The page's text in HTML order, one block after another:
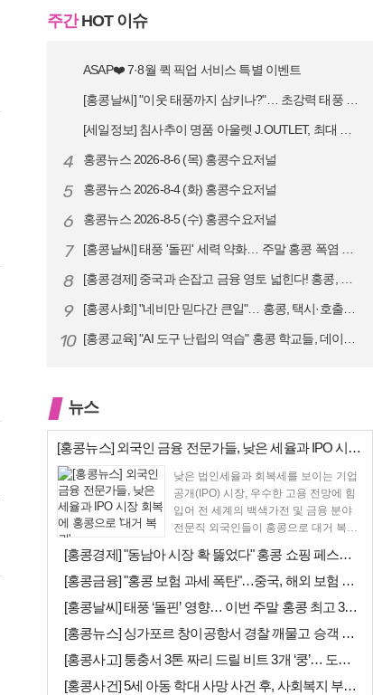
주간HOT 이슈
ASAP❤️ 7·8월 퀵 픽업 서비스 특별 이벤트
[홍콩날씨] "이웃 태풍까지 삼키나?"… 초강력 태풍 '돌핀' 세력 재확…
[세일정보] 침사추이 명품 아울렛 J.OUTLET, 최대 90% 빅 세일…
4 홍콩뉴스 2026-8-6 (목) 홍콩수요저널
5 홍콩뉴스 2026-8-4 (화) 홍콩수요저널
6 홍콩뉴스 2026-8-5 (수) 홍콩수요저널
7 [홍콩날씨] 태풍 '돌핀' 세력 약화… 주말 홍콩 폭염 예고
8 [홍콩경제] 중국과 손잡고 금융 영토 넓힌다! 홍콩, 10대 신규 정책 …
9 [홍콩사회] "네비만 믿다간 큰일"… 홍콩, 택시·호출차 통합 시험 도입…
10 [홍콩교육] "AI 도구 난립의 역습" 홍콩 학교들, 데이터 고립에 교육…
뉴스
[홍콩뉴스] 외국인 금융 전문가들, 낮은 세율과 IPO 시장 회복에 홍콩…
낮은 법인세율과 회복세를 보이는 기업
공개(IPO) 시장, 우수한 고용 전망에 힘
입어 전 세계의 백색가전 및 금융 분야
전문직 외국인들이 홍콩으로 대거 복귀
[홍콩경제] "동남아 시장 확 뚫었다" 홍콩 쇼핑 페스티벌, 매출 대박 …
[홍콩금융] "홍콩 보험 과세 폭탄"…중국, 해외 보험 수익에 20% 세…
[홍콩날씨] 태풍 ‘돌핀’ 영향… 이번 주말 홍콩 최고 36도 폭염 비상
[홍콩뉴스] 싱가포르 창이공항서 경찰 깨물고 승객 폭행한 홍콩 모자, 결…
[홍콩사고] 퉁충서 3톤 짜리 드릴 비트 3개 ‘쿵’… 도로 파손·교통 …
[홍콩사건] 5세 아동 학대 사망 사건 후, 사회복지 부서에 내부 검토 …